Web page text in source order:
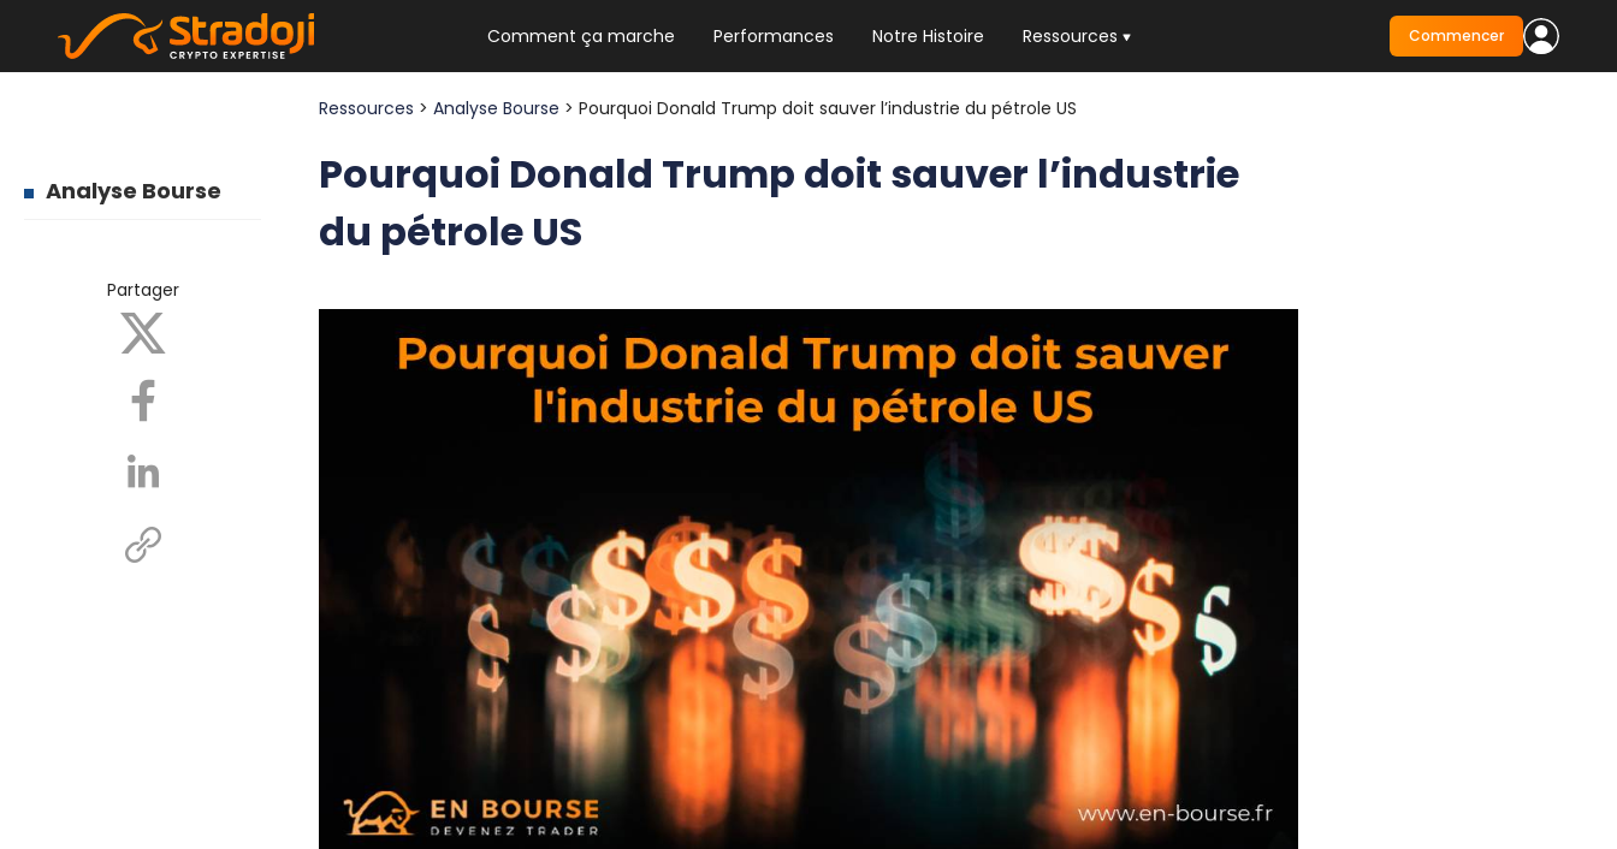
Comment ça marche Performances Notre Histoire Ressources
NEWSLETTER HEBDO
Les news crypto dont vous avez besoin
Commencer
Analyse Bourse
Partager
Ressources >Analyse Bourse > Pourquoi Donald Trump doit sauver l’industrie du pétrole US
Pourquoi Donald Trump doit sauver l’industrie
du pétrole US